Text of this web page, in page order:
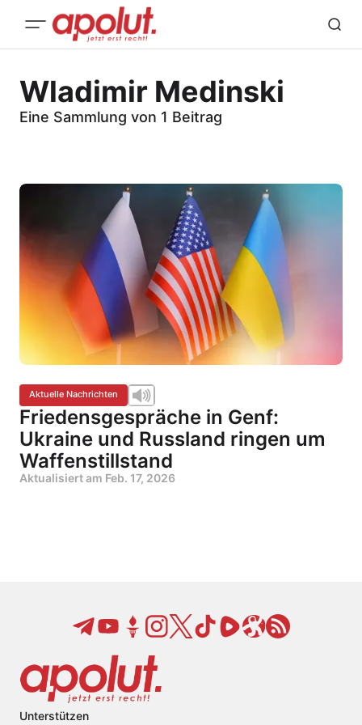
Wladimir Medinski
Eine Sammlung von 1 Beitrag
Aktuelle Nachrichten
Friedensgespräche in Genf:
Ukraine und Russland ringen um
Waffenstillstand
Aktualisiert am Feb. 17, 2026
Unterstützen